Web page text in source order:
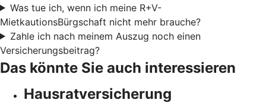
Was tue ich, wenn ich meine R+V-
MietkautionsBürgschaft nicht mehr brauche?
Zahle ich nach meinem Auszug noch einen
Versicherungsbeitrag?
Das könnte Sie auch interessieren
Hausratversicherung